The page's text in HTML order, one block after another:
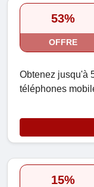
53%
OFFRE
Obtenez jusqu'à
téléphones
15%